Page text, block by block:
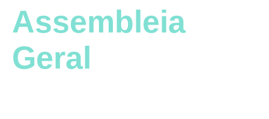
Assembleia
Geral